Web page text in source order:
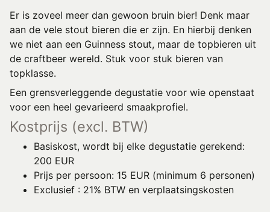
Er is zoveel meer dan gewoon bruin bier! Denk maar
aan de vele stout bieren die er zijn. En hierbij denken
we niet aan een Guinness stout, maar de topbieren uit
de craftbeer wereld. Stuk voor stuk bieren van
topklasse.
Een grensverleggende degustatie voor wie openstaat
voor een heel gevarieerd smaakprofiel.
Kostprijs (excl. BTW)
Basiskost, wordt bij elke degustatie gerekend:
200 EUR
Prijs per persoon: 15 EUR (minimum 6 personen)
Exclusief : 21% BTW en verplaatsingskosten